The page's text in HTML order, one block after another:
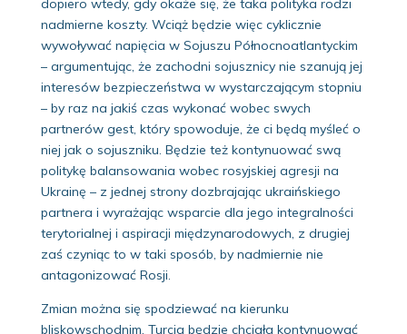
dopiero wtedy, gdy okaże się, że taka polityka rodzi
nadmierne koszty. Wciąż będzie więc cyklicznie
wywoływać napięcia w Sojuszu Północnoatlantyckim
– argumentując, że zachodni sojusznicy nie szanują jej
interesów bezpieczeństwa w wystarczającym stopniu
– by raz na jakiś czas wykonać wobec swych
partnerów gest, który spowoduje, że ci będą myśleć o
niej jak o sojuszniku. Będzie też kontynuować swą
politykę balansowania wobec rosyjskiej agresji na
Ukrainę – z jednej strony dozbrajając ukraińskiego
partnera i wyrażając wsparcie dla jego integralności
terytorialnej i aspiracji międzynarodowych, z drugiej
zaś czyniąc to w taki sposób, by nadmiernie nie
antagonizować Rosji.
Zmian można się spodziewać na kierunku
bliskowschodnim. Turcja będzie chciała kontynuować